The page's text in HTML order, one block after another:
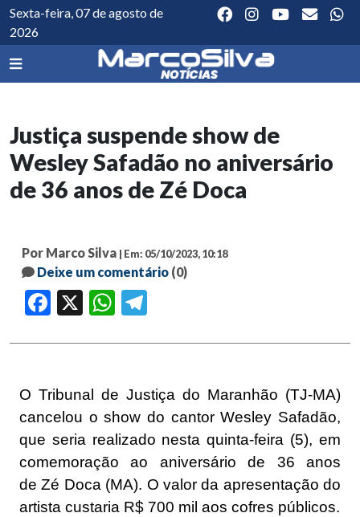
Sexta-feira, 07 de agosto de
2026
Justiça suspende show de
Wesley Safadão no aniversário
de 36 anos de Zé Doca
Por Marco Silva | Em: 05/10/2023, 10:18
Deixe um comentário (0)
Facebook WhatsApp
O Tribunal de Justiça do Maranhão (TJ-MA)
cancelou o show do cantor Wesley Safadão,
que seria realizado nesta quinta-feira (5), em
comemoração ao aniversário de 36 anos
deZé Doca (MA). O valor da apresentação do
artista custaria R$ 700 mil aos cofres públicos.